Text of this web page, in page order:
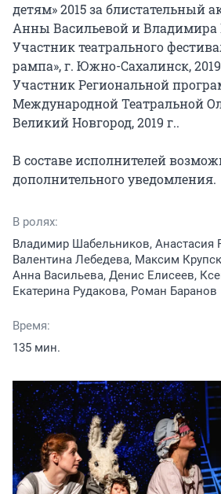
детям» 2015 за блистательный
Анны Васильевой и Владимира
Участник театрального
рампа», г. Южно-Сахалинск, 2019
Участник Региональной
Международной Театральной
Великий Новгород, 2019 г..
В составе исполнителей
дополнительного уведомления.
В ролях:
Владимир Шабельников, Анастасия
Валентина Лебедева, Максим
Анна Васильева, Денис Елисеев,
Екатерина Рудакова, Роман Баранов
Время:
135 мин.